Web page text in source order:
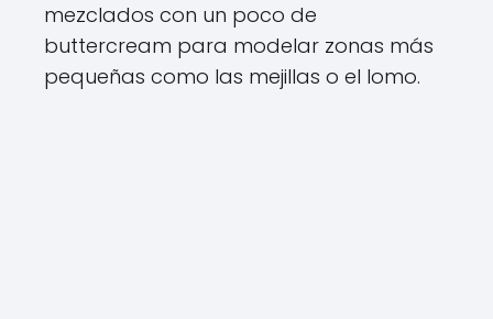
mezclados con un poco de
buttercream para modelar zonas más
pequeñas como las mejillas o el lomo.